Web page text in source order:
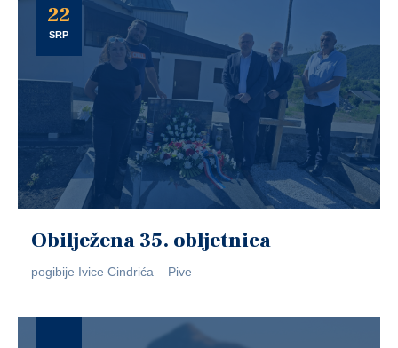
22
SRP
Obilježena 35. obljetnica
pogibije Ivice Cindrića – Pive